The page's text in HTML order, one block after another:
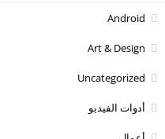
Android
Art & Design
Uncategorized
أدوات الفيديو